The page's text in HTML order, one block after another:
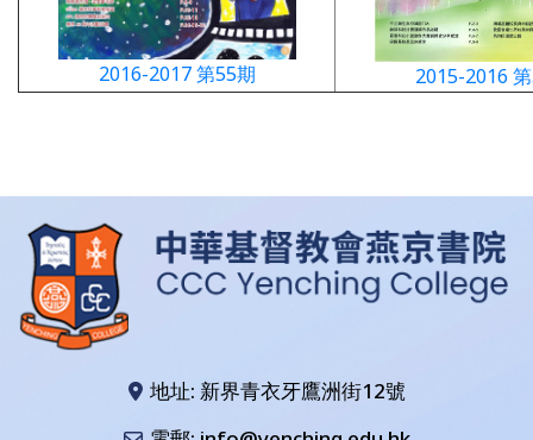
2016-2017 第55期 2015-2016
地址: 新界青衣牙鷹洲街12號